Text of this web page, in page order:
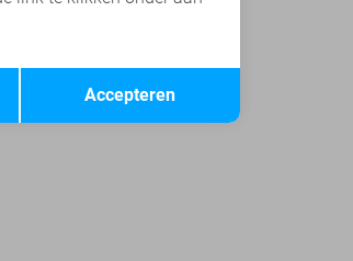
Opslaan
Accepteren